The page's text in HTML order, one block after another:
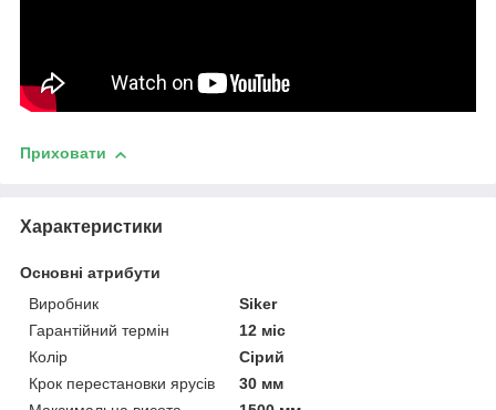
Приховати
Характеристики
Основні атрибути
Виробник
Siker
Гарантійний термін
12 міс
Колір
Сірий
Крок перестановки ярусів
30 мм